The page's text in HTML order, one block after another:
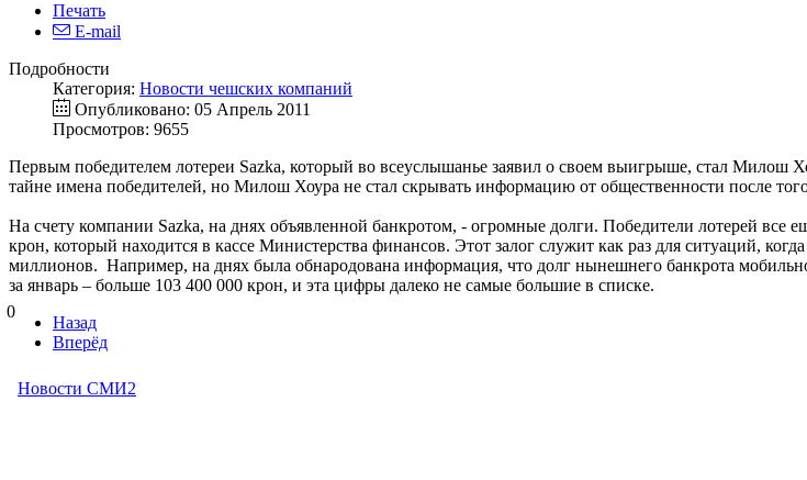
Печать
E-mail
Подробности
Категория: Новости чешских компаний
Опубликовано: 05 Апрель 2011
Просмотров: 9655
Первым победителем лотереи Sazka, который во всеуслышанье заявил о своем выигрыше, стал Милош
тайне имена победителей, но Милош Хоура не стал скрывать информацию от общественности после
На счету компании Sazka, на днях объявленной банкротом, - огромные долги. Победители лотерей все
крон, который находится в кассе Министерства финансов. Этот залог служит как раз для ситуаций,
миллионов. Например, на днях была обнародована информация, что долг нынешнего банкрота
за январь – больше 103 400 000 крон, и эта цифры далеко не самые большие в списке.
0
Назад
Вперёд